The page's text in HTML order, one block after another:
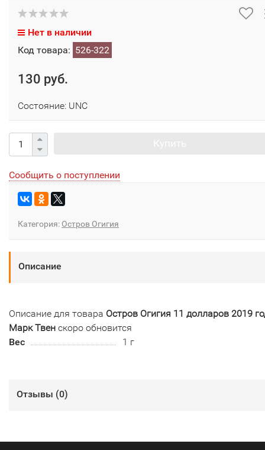
Нет в наличии
Код товара: 526-322
130 руб.
Состояние: UNC
Сообщить о поступлении
Категория: Остров Огигия
Описание
Описание для товара Остров Огигия 11 долларов 2019
Марк Твен скоро обновится
Вес
1 г
Отзывы (0)